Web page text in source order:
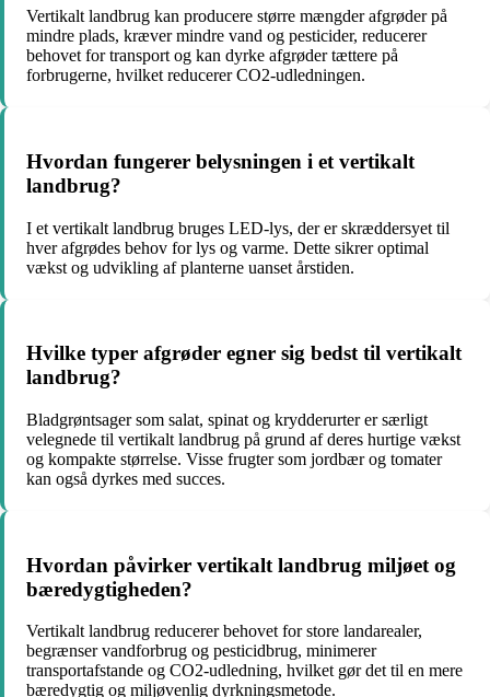
Vertikalt landbrug kan producere større mængder afgrøder på
mindre plads, kræver mindre vand og pesticider, reducerer
behovet for transport og kan dyrke afgrøder tættere på
forbrugerne, hvilket reducerer CO2-udledningen.
Hvordan fungerer belysningen i et vertikalt
landbrug?
I et vertikalt landbrug bruges LED-lys, der er skræddersyet til
hver afgrødes behov for lys og varme. Dette sikrer optimal
vækst og udvikling af planterne uanset årstiden.
Hvilke typer afgrøder egner sig bedst til vertikalt
landbrug?
Bladgrøntsager som salat, spinat og krydderurter er særligt
velegnede til vertikalt landbrug på grund af deres hurtige vækst
og kompakte størrelse. Visse frugter som jordbær og tomater
kan også dyrkes med succes.
Hvordan påvirker vertikalt landbrug miljøet og
bæredygtigheden?
Vertikalt landbrug reducerer behovet for store landarealer,
begrænser vandforbrug og pesticidbrug, minimerer
transportafstande og CO2-udledning, hvilket gør det til en mere
bæredygtig og miljøvenlig dyrkningsmetode.